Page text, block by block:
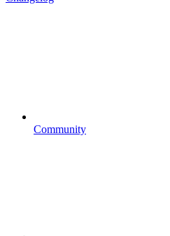
Community